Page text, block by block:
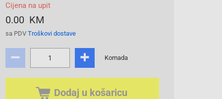
Cijena na upit
0.00 KM
sa PDV Troškovi dostave
Komada
Dodaj u košaricu